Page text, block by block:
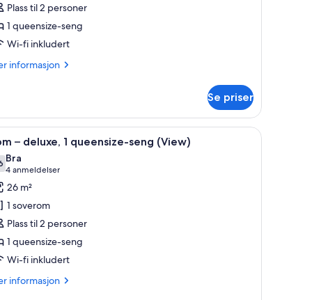
Plass til 2 personer
1 queensize-seng
Wi-fi inkludert
informasjon
Se priser
kvalitet Italienske Frette-laken og sengetøy av topp
6 – deluxe, 1 queensize-seng (View)
av 10
Bra
4 anmeldelser
(4
anmeldelser)
26 m²
1 soverom
Plass til 2 personer
1 queensize-seng
Wi-fi inkludert
informasjon